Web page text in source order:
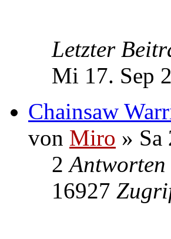
Letzter
Mi 17. Sep
Chainsaw
von Miro » Sa
2Antworten
16927